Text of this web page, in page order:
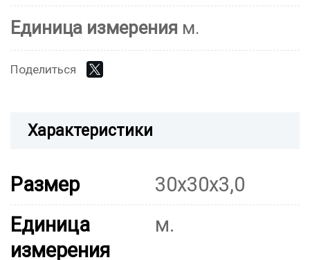
Единица измерения м.
Поделиться
Характеристики
Размер
30х30х3,0
Единица
измерения
м.